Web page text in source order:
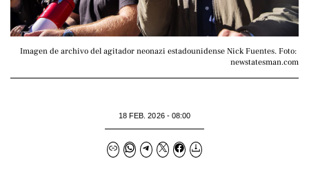
Imagen de archivo del agitador neonazi estadounidense Nick Fuentes. Foto:
newstatesman.com
18 FEB. 2026 - 08:00